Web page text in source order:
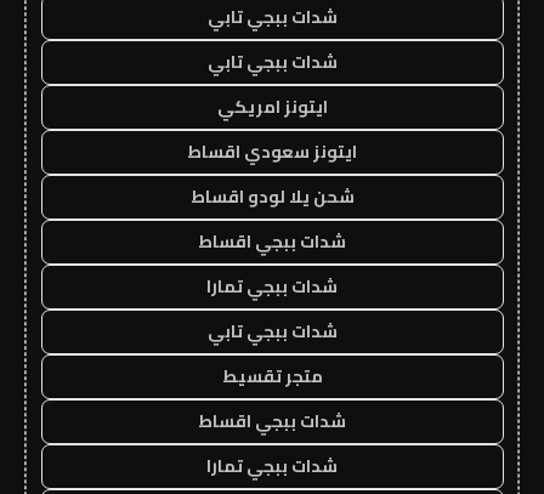
شدات ببجي تابي
شدات ببجي تابي
ايتونز امريكي
ايتونز سعودي اقساط
شحن يلا لودو اقساط
شدات ببجي اقساط
شدات ببجي تمارا
شدات ببجي تابي
متجر تقسيط
شدات ببجي اقساط
شدات ببجي تمارا